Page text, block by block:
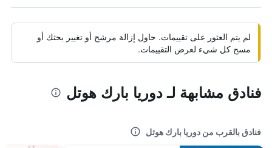
لم يتم العثور على تقييمات. حاول إزالة مرشح أو تغيير بحثك أو
مسح كل شيء لعرض التقييمات.
فنادق مشابهة لـ دوريا بارك هوتل
فنادق بالقرب من دوريا بارك هوتل